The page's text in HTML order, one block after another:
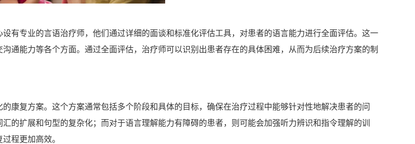
有专业的言语治疗师，他们通过详细的面谈和标准化评估工具，对患者的语言能力进行全面评估。这一
通能力等各个方面。通过全面评估，治疗师可以识别出患者存在的具体困难，从而为后续治疗方案的制
康复方案。这个方案通常包括多个阶段和具体的目标，确保在治疗过程中能够针对性地解决患者的问
的扩展和句型的复杂化；而对于语言理解能力有障碍的患者，则可能会加强听力辨识和指令理解的训
程更加高效。